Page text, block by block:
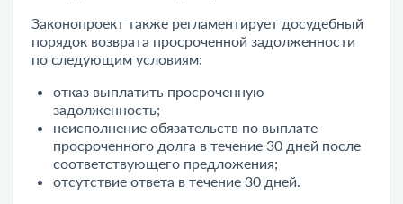
Законопроект также регламентирует досудебный
порядок возврата просроченной задолженности
по следующим условиям:
отказ выплатить просроченную
задолженность;
неисполнение обязательств по выплате
просроченного долга в течение 30 дней после
соответствующего предложения;
отсутствие ответа в течение 30 дней.